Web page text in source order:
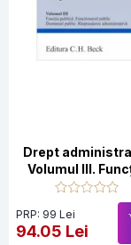
Drept
Volumul III.
publica.
public.
public.
PRP: 99 Lei
94.05 Lei